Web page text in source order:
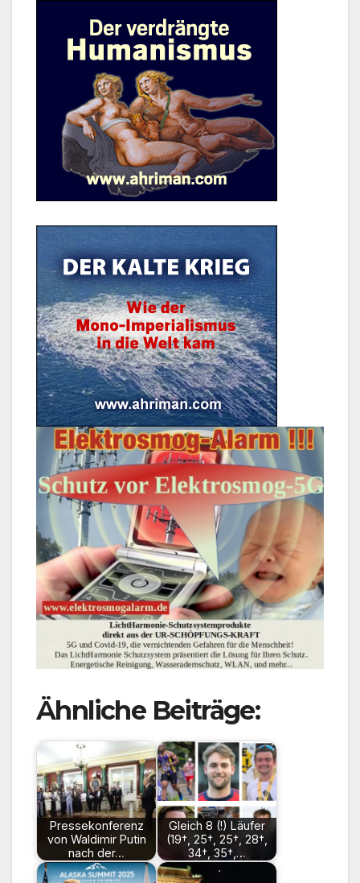
Ähnliche Beiträge:
Pressekonferenz
von Waldimir Putin
nach der…
Gleich 8 (!) Läufer
(19†, 25†, 25†, 28†,
34†, 35†,…